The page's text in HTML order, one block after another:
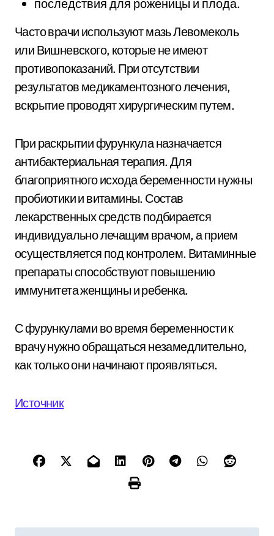
последствия для роженицы и плода.
Часто врачи используют мазь Левомеколь
или Вишневского, которые не имеют
противопоказаний. При отсутствии
результатов медикаментозного лечения,
вскрытие проводят хирургическим путем.
При раскрытии фурункула назначается
антибактериальная терапия. Для
благоприятного исхода беременности нужны
пробиотики и витамины. Состав
лекарственных средств подбирается
индивидуально лечащим врачом, а прием
осуществляется под контролем. Витаминные
препараты способствуют повышению
иммунитета женщины и ребенка.
С фурункулами во время беременности к
врачу нужно обращаться незамедлительно,
как только они начинают проявляться.
Источник